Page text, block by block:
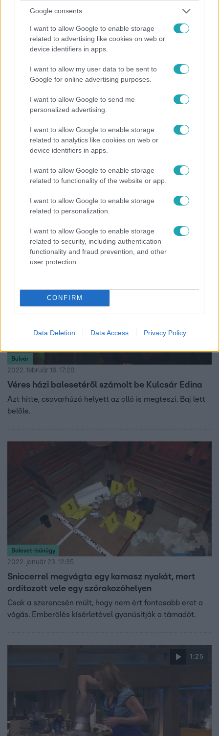
Google consents
I want to allow Google to enable storage
related to advertising like cookies on web or
device identifiers in apps.
I want to allow my user data to be sent to
Google for online advertising purposes.
I want to allow Google to send me
personalized advertising.
I want to allow Google to enable storage
related to analytics like cookies on web or
device identifiers in apps.
I want to allow Google to enable storage
related to functionality of the website or app.
I want to allow Google to enable storage
related to personalization.
I want to allow Google to enable storage
related to security, including authentication
functionality and fraud prevention, and other
user protection.
CONFIRM
Data Deletion Data Access Privacy Policy
maradt egyedül, hiszen a séfek többször is megnézték,
Tudomány-Tech
Tudományos kutatás készült arról, hogy a tehenek
mekkora stresszt élnek át leölésük előtt
A háztáji környezetben megölt marhák is majdnem annyi
kortizolt termelnek haláluk előtt, mint a nagyipari
Bulvár
2022. február 16. 17:20
Véres házi balesetéről számolt be Kulcsár Edina
Azt hitte, csavarhúzó helyett az olló is megteszi. Baj lett
belőle.
Baleset-bűnügy
2022. január 23. 12:35
Sniccerrel megvágta egy kamasz nyakát, mert
ordítozott vele egy szórakozóhelyen
Csak a szerencsén múlt, hogy nem ért fontosabb eret a
vágás. Emberölés kísérletével gyanúsítják a támadót.
1:25